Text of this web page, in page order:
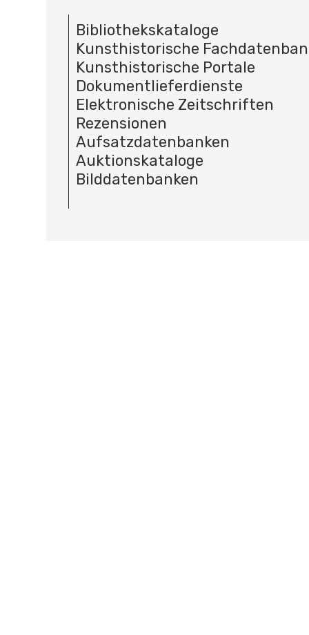
Bibliothekskataloge
Kunsthistorische
Kunsthistorische Portale
Dokumentlieferdienste
Elektronische Zeitschriften
Rezensionen
Aufsatzdatenbanken
Auktionskataloge
Bilddatenbanken